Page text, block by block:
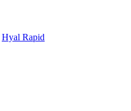
Hyal Rapid